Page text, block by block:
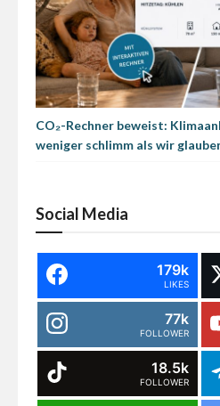
CO₂-Rechner beweist:
weniger schlimm als wir
Social Media
179k
LIKES
77k
FOLLOWER
18.5k
FOLLOWER